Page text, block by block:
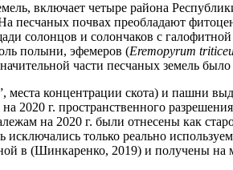
включает четыре района
песчаных почвах преобладают
солонцов и солончаков с галофитной
полыни, эфемеров (Eremopyrum
части песчаных земель
концентрации скота) и пашни
2020 г. пространственного
на 2020 г. были отнесены как
исключались только реально
в (Шинкаренко, 2019) и получены